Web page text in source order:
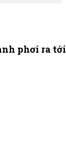
phơi ra tới